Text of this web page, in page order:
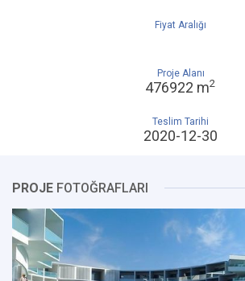
Fiyat Aralığı
Proje Alanı
476922 m2
Teslim Tarihi
2020-12-30
PROJE FOTOĞRAFLARI